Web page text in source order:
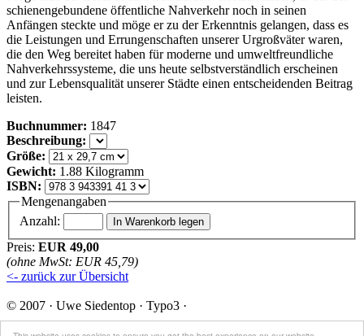
schienengebundene öffentliche Nahverkehr noch in seinen
Anfängen steckte und möge er zu der Erkenntnis gelangen, dass es
die Leistungen und Errungenschaften unserer Urgroßväter waren,
die den Weg bereitet haben für moderne und umweltfreundliche
Nahverkehrssysteme, die uns heute selbstverständlich erscheinen
und zur Lebensqualität unserer Städte einen entscheidenden Beitrag
leisten.
Buchnummer: 1847
Beschreibung:
Größe:
Gewicht: 1.88 Kilogramm
ISBN:
Mengenangaben
Anzahl:
Preis: EUR 49,00
(ohne MwSt: EUR 45,79)
<- zurück zur Übersicht
© 2007 · Uwe Siedentop · Typo3 ·